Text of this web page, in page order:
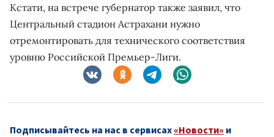
Кстати, на встрече губернатор также заявил, что
Центральный стадион Астрахани нужно
отремонтировать для технического соответствия
уровню Российской Премьер-Лиги.
Подписывайтесь на нас в сервисах «Новости» и